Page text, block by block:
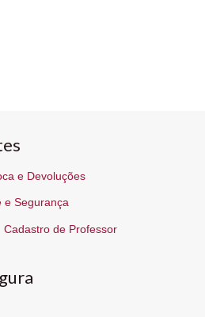
e Devoluções
e Segurança
Cadastro de Professor